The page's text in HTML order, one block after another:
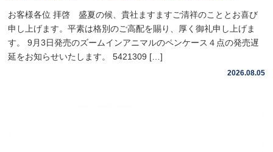
お客様各位 拝啓 盛夏の候、貴社ますますご清祥のこととお喜び
申し上げます。平素は格別のご高配を賜り、厚く御礼申し上げま
す。 9月3日発売のズームインアニマルのペンケース４点の発売遅
延をお知らせいたします。 5421309 […]
2026.08.05